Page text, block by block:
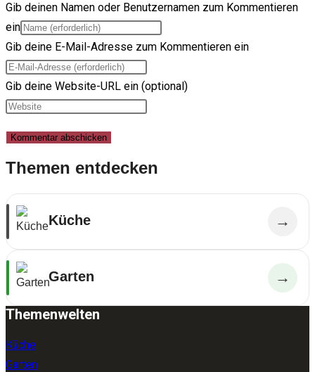
Gib deinen Namen oder Benutzernamen zum Kommentieren
ein
Gib deine E-Mail-Adresse zum Kommentieren ein
Gib deine Website-URL ein (optional)
Themen entdecken
Küche →
Garten →
Themenwelten
Küche
Garten